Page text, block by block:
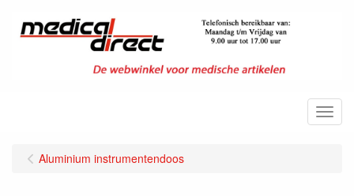
Menu
Aluminium instrumentendoos